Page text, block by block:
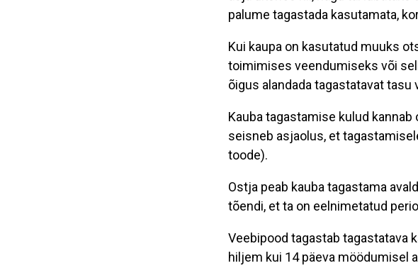
palume tagastada kasutamata,
Kui kaupa on kasutatud muuks
toimimises veendumiseks või
õigus alandada tagastatavat
Kauba tagastamise kulud
seisneb asjaolus, et
toode).
Ostja peab kauba tagastama
tõendi, et ta on eelnimetatud
Veebipood tagastab tagastatava
hiljem kui 14 päeva möödumisel